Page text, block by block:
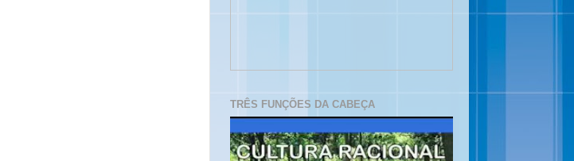
TRÊS FUNÇÕES DA CABEÇA